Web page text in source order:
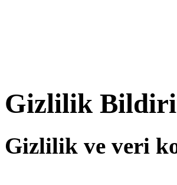
Gizlilik
Gizlilik ve veri